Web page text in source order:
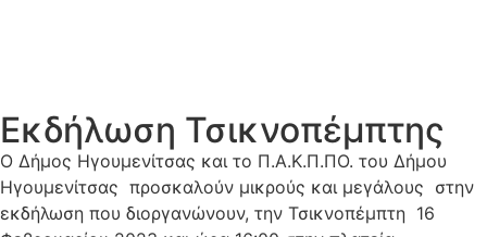
Εκδήλωση Τσικνοπέμπτης
Ο Δήμος Ηγουμενίτσας και το Π.Α.Κ.Π.ΠΟ. του Δήμου
Ηγουμενίτσας προσκαλούν μικρούς και μεγάλους στην
εκδήλωση που διοργανώνουν, την Τσικνοπέμπτη 16